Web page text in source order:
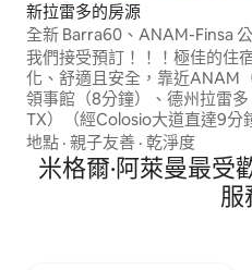
新拉雷多的房源
全新 Barra60、ANAM-Finsa 公
TX
我們接受預訂！！！極佳的住
化、舒適且安全，靠近ANAM
領事館（8分鐘）、德州拉雷
TX）（經Colosio大道直達9分
中心（4分鐘）、Finsa工業園區
（Caterpillar、Teleflex
Emerson、Medline Hudson、
Kognsberg、Fromex、Delphi
地點 · 親子友善 · 乾淨度
米格爾·阿萊曼最受
服